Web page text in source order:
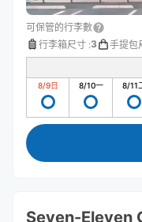
可保管的行李數
行李箱尺寸 :3 手提包
8/9日 8/10一 8/11
Seven-Eleven